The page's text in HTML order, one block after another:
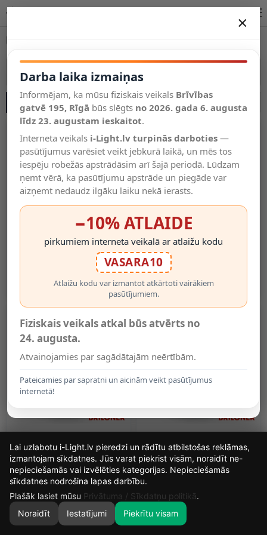
Salīdzināt
Vēlmju
saraksts
Valodas
0
Uzlādējamās (bezvadu) galda lampas
Vairāk kategoriju
LED Akumulatora Galda
Lampa 7 Cm, 2 W, 150 Lm,
11.95€
LED Akumulatora Galda
Lampa 7 Cm, 2 W, 150 Lm,
11.95€
Lampa 7 Cm, USB-C, 2 W,
150 Lm, IP44, Hroms
(matēts)
11.95€
Lampa 7 Cm, 2 W, 150 Lm,
IP44, Zila
11.95€
×
Darba laika izmaiņas
Informējam, ka mūsu fiziskais veikals Brīvības
gatvē 195, Rīgā būs slēgts no 2026. gada 6. augusta
līdz 23. augustam ieskaitot.
Interneta veikals i-Light.lv turpinās darboties —
pasūtījumus varēsiet veikt jebkurā laikā, un mēs tos
iespēju robežās apstrādāsim arī šajā periodā. Lūdzam
ņemt vērā, ka pasūtījumu apstrāde un piegāde var
aizņemt nedaudz ilgāku laiku nekā ierasts.
−10% ATLAIDE
pirkumiem interneta veikalā ar atlaižu kodu
VASARA10
Atlaižu kodu var izmantot atkārtoti vairākiem
pasūtījumiem.
Fiziskais veikals atkal būs atvērts no
24. augusta.
Atvainojamies par sagādātajām neērtībām.
Pateicamies par sapratni un aicinām veikt pasūtījumus
internetā!
15
DIENAS
9
STUNDAS
21
MIN.
50
Lai uzlabotu i-Light.lv pieredzi un rādītu atbilstošas reklāmas,
izmantojam sīkdatnes. Jūs varat piekrist visām, noraidīt ne-
nepieciešamās vai izvēlēties kategorijas. Nepieciešamās
sīkdatnes nodrošina lapas darbību.
Plašāk lasiet mūsu Privātuma / Sīkdatņu politikā.
Noraidīt
Iestatījumi Piekrītu visam